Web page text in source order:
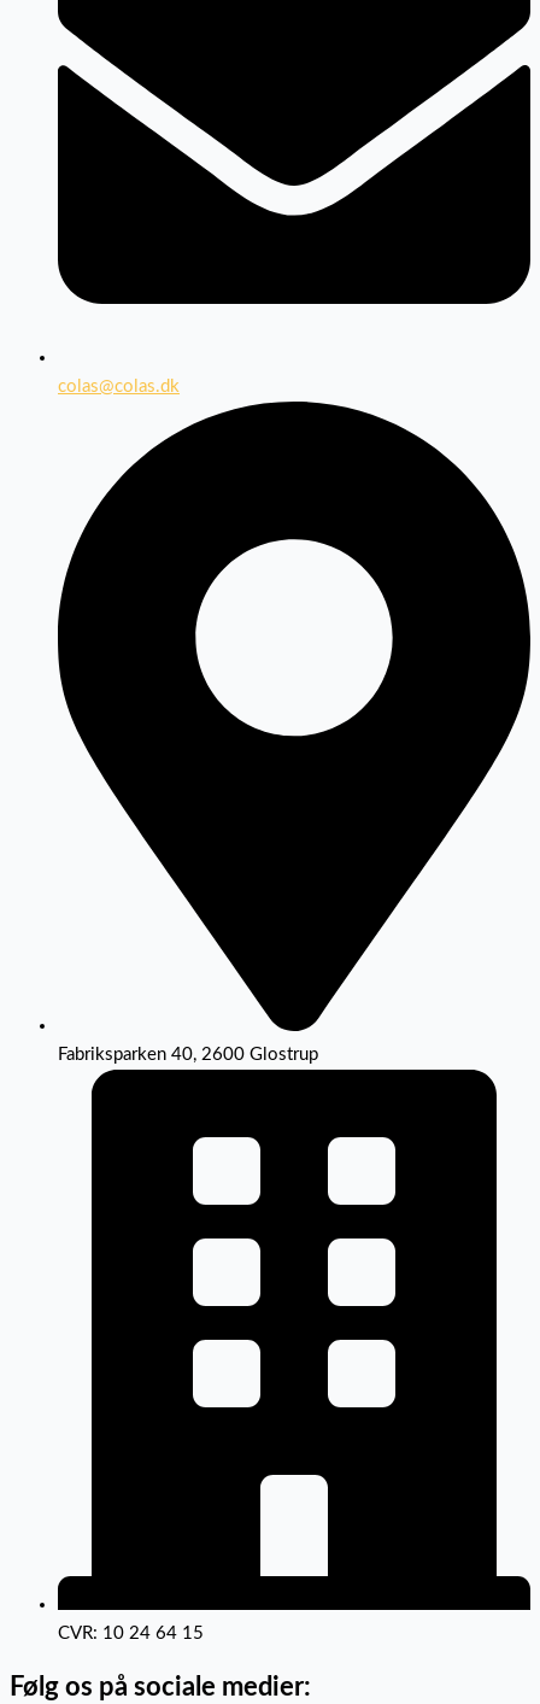
colas@colas.dk
Fabriksparken 40, 2600 Glostrup
CVR: 10 24 64 15
Følg os på sociale medier: